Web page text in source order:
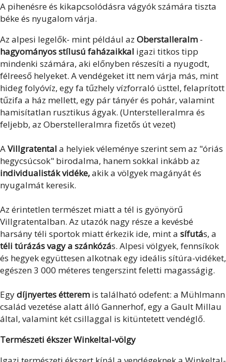
A pihenésre és kikapcsolódásra vágyók számára tiszta
béke és nyugalom várja.
Az alpesi legelők- mint például az Oberstalleralm -
hagyományos stílusú faházaikkal igazi titkos tipp
mindenki számára, aki előnyben részesíti a nyugodt,
félreeső helyeket. A vendégeket itt nem várja más, mint
hideg folyóvíz, egy fa tűzhely vízforraló üsttel, felaprított
tűzifa a ház mellett, egy pár tányér és pohár, valamint
hamisítatlan rusztikus ágyak. (Unterstelleralmra és
feljebb, az Oberstelleralmra fizetős út vezet)
AVillgratental a helyiek véleménye szerint sem az "óriás
hegycsúcsok" birodalma, hanem sokkal inkább az
individualisták vidéke,akik a völgyek magányát és
nyugalmát keresik.
Az érintetlen természet miatt a tél is gyönyörű
Villgratentalban. Az utazók nagy része a kevésbé
harsány téli sportok miatt érkezik ide, mint a sífutás, a
téli túrázás vagy a szánkózás. Alpesi völgyek, fennsíkok
és hegyek együttesen alkotnak egy ideális sítúra-vidéket,
egészen 3 000 méteres tengerszint feletti magasságig.
Egydíjnyertes étterem is található odefent: a Mühlmann
család vezetése alatt álló Gannerhof, egy a Gault Millau
által, valamint két csillaggal is kitüntetett vendéglő.
Természeti ékszer Winkeltal-völgy